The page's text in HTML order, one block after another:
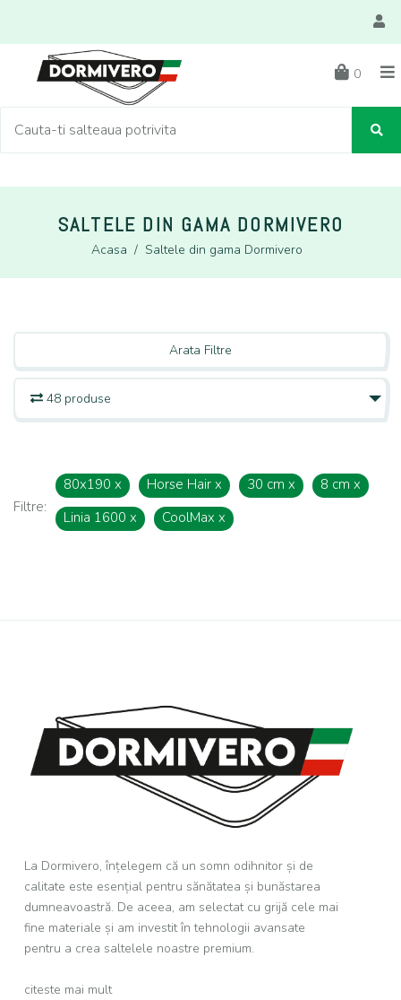
0
SALTELE DIN GAMA DORMIVERO
Acasa / Saltele din gama Dormivero
Arata Filtre
48 produse
Filtre:
80x190 x Horse Hair x 30 cm x 8 cm x
Linia 1600 x CoolMax x
La Dormivero, înțelegem că un somn odihnitor și de
calitate este esențial pentru sănătatea și bunăstarea
dumneavoastră. De aceea, am selectat cu grijă cele mai
fine materiale și am investit în tehnologii avansate
pentru a crea saltelele noastre premium.
citeste mai mult